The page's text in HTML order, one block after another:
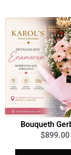
Bouqueth
$899.00